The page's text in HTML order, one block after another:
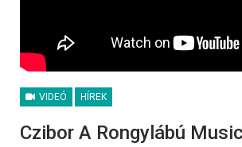
VIDEÓ HÍREK
Czibor A Rongylábú